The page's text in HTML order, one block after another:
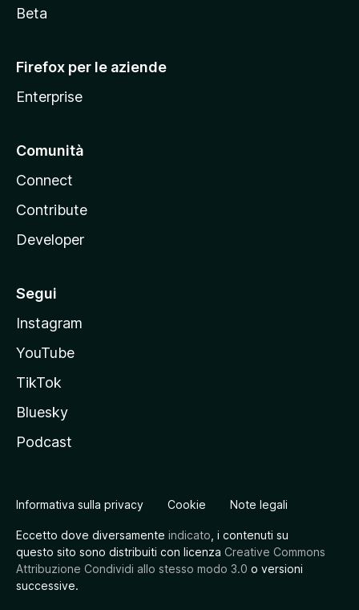
i
a
Beta
Firefox per le aziende
Enterprise
Comunità
Connect
Contribute
Developer
Segui
Instagram
YouTube
TikTok
Bluesky
Podcast
Informativa sulla privacy Cookie Note legali
Eccetto dove diversamente indicato , i contenuti su
questo sito sono distribuiti con licenza Creative Commons
Attribuzione Condividi allo stesso modo 3.0 o versioni
successive.